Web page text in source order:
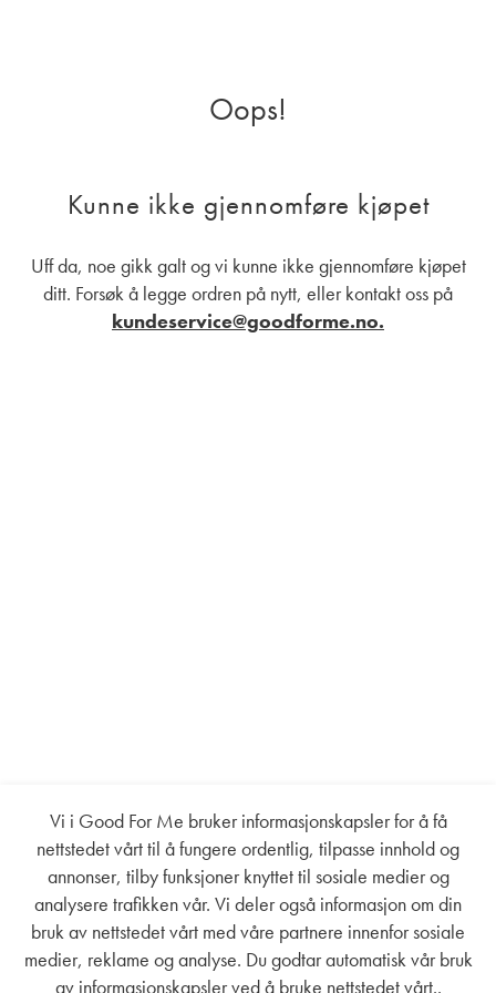
Oops!
Kunne ikke gjennomføre kjøpet
Uff da, noe gikk galt og vi kunne ikke gjennomføre kjøpet
ditt. Forsøk å legge ordren på nytt, eller kontakt oss på
kundeservice@goodforme.no.
Vi i Good For Me bruker informasjonskapsler for å få
nettstedet vårt til å fungere ordentlig, tilpasse innhold og
annonser, tilby funksjoner knyttet til sosiale medier og
analysere trafikken vår. Vi deler også informasjon om din
bruk av nettstedet vårt med våre partnere innenfor sosiale
medier, reklame og analyse. Du godtar automatisk vår bruk
av informasjonskapsler ved å bruke nettstedet vårt..